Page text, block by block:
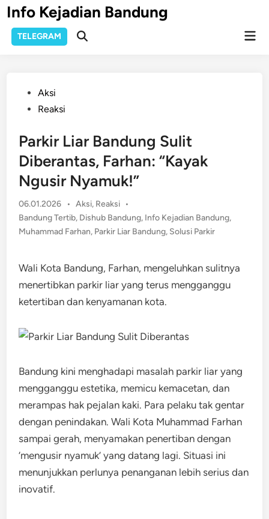
Skip
to
content
Info Kejadian Bandung
TELEGRAM
Open
PostedAksi
Reaksi
Parkir Liar Bandung Sulit
Diberantas, Farhan: “Kayak
Ngusir Nyamuk!”
06.01.2026 • Posted
in
Aksi, Reaksi •
Bandung Tertib, Dishub Bandung, Info Kejadian Bandung,
Muhammad Farhan, Parkir Liar Bandung, Solusi Parkir
Wali Kota Bandung, Farhan, mengeluhkan sulitnya
menertibkan parkir liar yang terus mengganggu
ketertiban dan kenyamanan kota.
Bandung kini menghadapi masalah parkir liar yang
mengganggu estetika, memicu kemacetan, dan
merampas hak pejalan kaki. Para pelaku tak gentar
dengan penindakan. Wali Kota Muhammad Farhan
sampai gerah, menyamakan penertiban dengan
‘mengusir nyamuk’ yang datang lagi. Situasi ini
menunjukkan perlunya penanganan lebih serius dan
inovatif.